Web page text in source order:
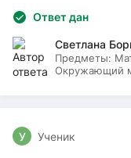
Ответ дан
Светлана
Предметы:
Окружающий
У Ученик